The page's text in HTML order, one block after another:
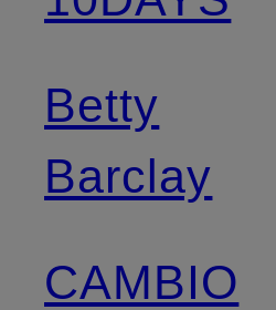
Betty
Barclay
CAMBIO